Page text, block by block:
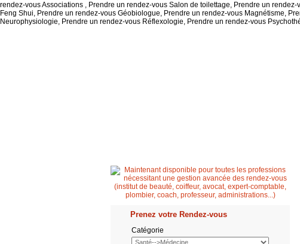
Prenez votre Rendez-vous
Catégorie